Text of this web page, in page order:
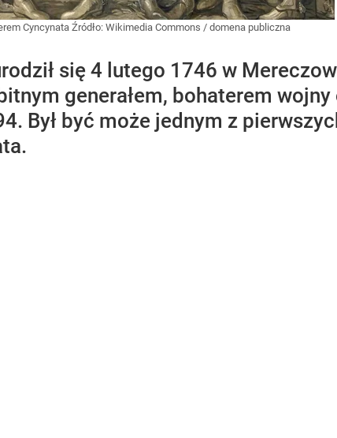
Cyncynata Źródło: Wikimedia Commons / domena publiczna
się 4 lutego 1746 w
generałem, bohaterem
Był być może jednym z